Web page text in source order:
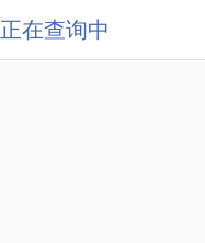
正在查询中